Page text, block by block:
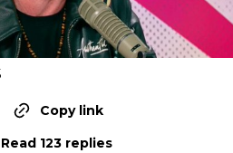
Copy link
Read 123 replies